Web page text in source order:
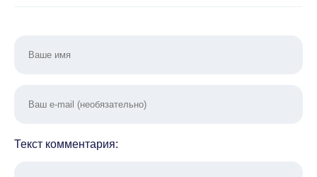
Текст комментария: